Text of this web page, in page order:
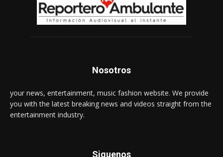
Nosotros
your news, entertainment, music fashion website. We provide
you with the latest breaking news and videos straight from the
entertainment industry.
Siguenos